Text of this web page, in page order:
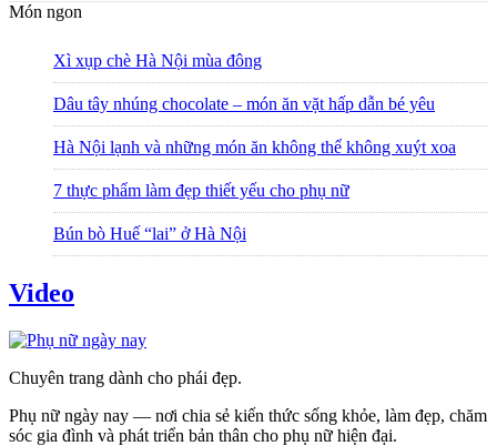
Món ngon
Xì xụp chè Hà Nội mùa đông
Dâu tây nhúng chocolate – món ăn vặt hấp dẫn bé yêu
Hà Nội lạnh và những món ăn không thể không xuýt xoa
7 thực phẩm làm đẹp thiết yếu cho phụ nữ
Bún bò Huế “lai” ở Hà Nội
Video
Chuyên trang dành cho phái đẹp.
Phụ nữ ngày nay — nơi chia sẻ kiến thức sống khỏe, làm đẹp, chăm
sóc gia đình và phát triển bản thân cho phụ nữ hiện đại.